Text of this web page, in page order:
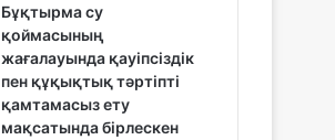
Бұқтырма су
қоймасының
жағалауында қауіпсіздік
пен құқықтық тәртіпті
қамтамасыз ету
мақсатында бірлескен